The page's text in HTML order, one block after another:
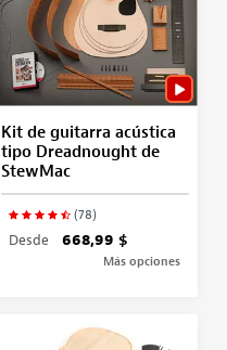
Kit de guitarra acústica
tipo Dreadnought de
StewMac
(78)
Desde 668,99 $
Más opciones